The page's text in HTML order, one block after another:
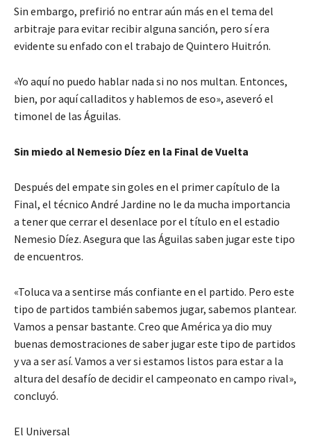
Sin embargo, prefirió no entrar aún más en el tema del
arbitraje para evitar recibir alguna sanción, pero sí era
evidente su enfado con el trabajo de Quintero Huitrón.
«Yo aquí no puedo hablar nada si no nos multan. Entonces,
bien, por aquí calladitos y hablemos de eso», aseveró el
timonel de las Águilas.
Sin miedo al Nemesio Díez en la Final de Vuelta
Después del empate sin goles en el primer capítulo de la
Final, el técnico André Jardine no le da mucha importancia
a tener que cerrar el desenlace por el título en el estadio
Nemesio Díez. Asegura que las Águilas saben jugar este tipo
de encuentros.
«Toluca va a sentirse más confiante en el partido. Pero este
tipo de partidos también sabemos jugar, sabemos plantear.
Vamos a pensar bastante. Creo que América ya dio muy
buenas demostraciones de saber jugar este tipo de partidos
y va a ser así. Vamos a ver si estamos listos para estar a la
altura del desafío de decidir el campeonato en campo rival»,
concluyó.
El Universal